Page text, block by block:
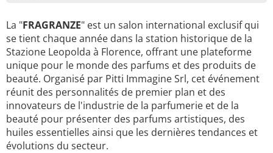
La "FRAGRANZE" est un salon international exclusif qui
se tient chaque année dans la station historique de la
Stazione Leopolda à Florence, offrant une plateforme
unique pour le monde des parfums et des produits de
beauté. Organisé par Pitti Immagine Srl, cet événement
réunit des personnalités de premier plan et des
innovateurs de l'industrie de la parfumerie et de la
beauté pour présenter des parfums artistiques, des
huiles essentielles ainsi que les dernières tendances et
évolutions du secteur.